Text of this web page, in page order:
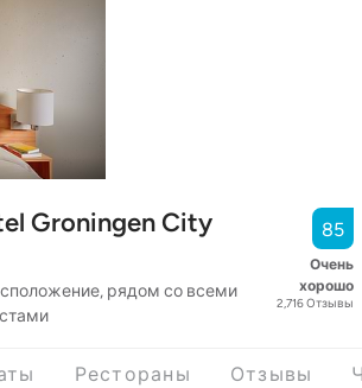
Groningen City
рядом со всеми
85
Очень
хорошо
2,716Отзывы
Рестораны Отзывы